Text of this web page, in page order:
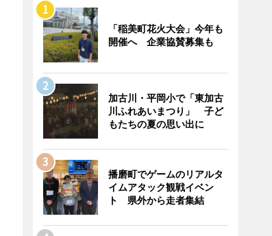
「稲美町花火大会」今年も
開催へ 企業協賛募集も
加古川・平岡小で「東加古
川ふれあいまつり」 子ど
もたちの夏の思い出に
播磨町でゲームのリアルタ
イムアタック観戦イベン
ト 県外から走者集結